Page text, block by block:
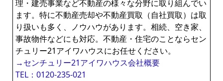
理・建売事業など不動産の様々な分野に取り組んでい
ます。特に不動産売却や不動産買取（自社買取）は取
り扱いも多く、ノウハウがあります。相続、空き家、
事故物件などにも対応。不動産・住宅のことならセン
チュリー21アイワハウスにお任せください。
→センチュリー21アイワハウス会社概要
TEL：0120-235-021